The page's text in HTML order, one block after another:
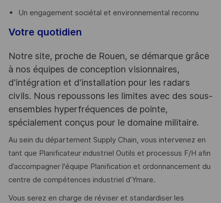
Un engagement sociétal et environnemental reconnu
Votre quotidien
Notre site, proche de Rouen, se démarque grâce
à nos équipes de conception visionnaires,
d'intégration et d'installation pour les radars
civils. Nous repoussons les limites avec des sous-
ensembles hyperfréquences de pointe,
spécialement conçus pour le domaine militaire.
Au sein du département Supply Chain, vous intervenez en
tant que Planificateur industriel Outils et processus F/H afin
d’accompagner l'équipe Planification et ordonnancement du
centre de compétences industriel d’Ymare.
Vous serez en charge de réviser et standardiser les